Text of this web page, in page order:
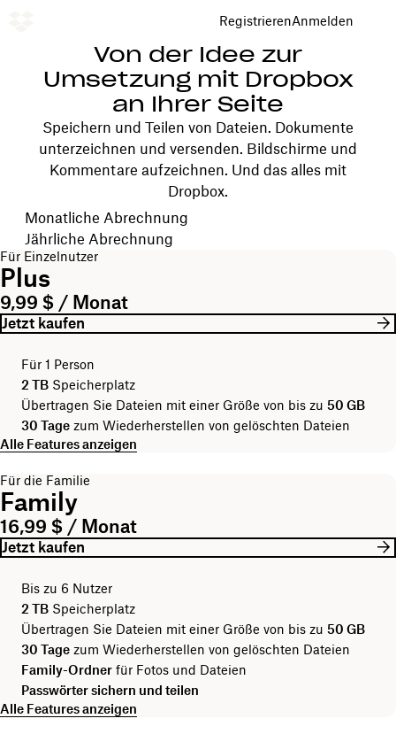
RegistrierenAnmelden
Von der Idee zur
Umsetzung mit Dropbox
an Ihrer Seite
Speichern und Teilen von Dateien. Dokumente
unterzeichnen und versenden. Bildschirme und
Kommentare aufzeichnen. Und das alles mit
Dropbox.
Ihren Abrechnungszeitraum wählen
Monatliche Abrechnung
Jährliche Abrechnung
Für Einzelnutzer
Plus
9,99 $ / Monat
Jetzt kaufen
Für 1 Person
2 TB Speicherplatz
Übertragen Sie Dateien mit einer Größe von bis zu 50 GB
30 Tage zum Wiederherstellen von gelöschten Dateien
Alle Features anzeigen
Für die Familie
Family
16,99 $ / Monat
Jetzt kaufen
Bis zu 6 Nutzer
2 TB Speicherplatz
Übertragen Sie Dateien mit einer Größe von bis zu 50 GB
30 Tage zum Wiederherstellen von gelöschten Dateien
Family-Ordner für Fotos und Dateien
Passwörter sichern und teilen
Alle Features anzeigen